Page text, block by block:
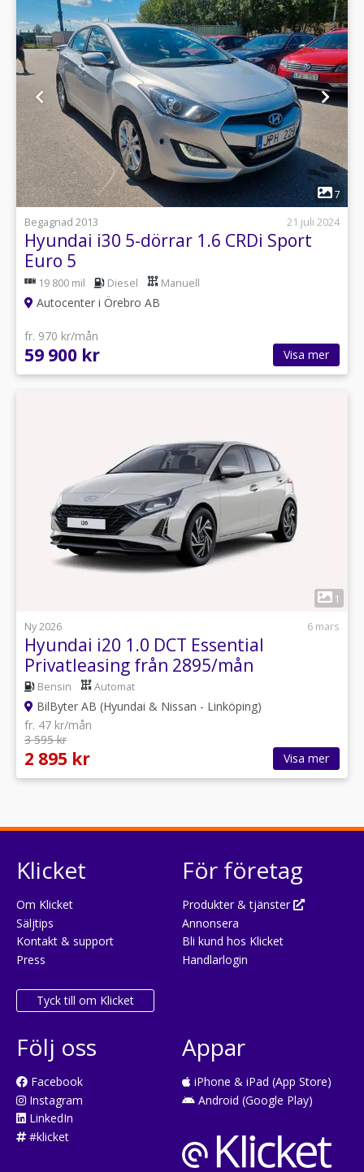
7
Begagnad 2013
21 juli 2024
Hyundai i30 5-dörrar 1.6 CRDi Sport
Euro 5
19 800 mil Diesel Manuell
Autocenter i Örebro AB
fr. 970 kr/mån
59 900 kr Visa mer
1
Ny 2026
6 mars
Hyundai i20 1.0 DCT Essential
Privatleasing från 2895/mån
Bensin Automat
BilByter AB (Hyundai & Nissan - Linköping)
fr. 47 kr/mån
3 595 kr
2 895 kr Visa mer
Klicket
Om Klicket
Säljtips
Kontakt & support
Press
Tyck till om Klicket
För företag
Produkter & tjänster
Annonsera
Bli kund hos Klicket
Handlarlogin
Följ oss
Facebook
Instagram
LinkedIn
#klicket
Appar
iPhone & iPad (App Store)
Android (Google Play)